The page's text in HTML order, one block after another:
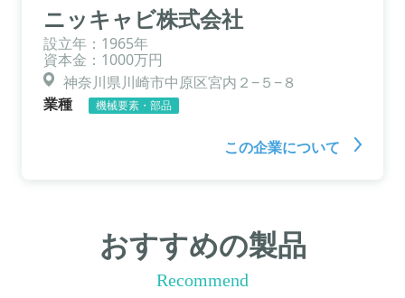
ニッキャビ株式会社
設立年：1965年
資本金：1000万円
神奈川県川崎市中原区宮内２−５−８
業種
機械要素・部品
この企業について
おすすめの製品
Recommend